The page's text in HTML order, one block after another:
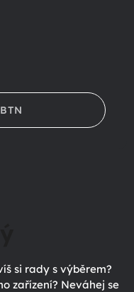
si rady s výběrem?
zařízení? Neváhej se